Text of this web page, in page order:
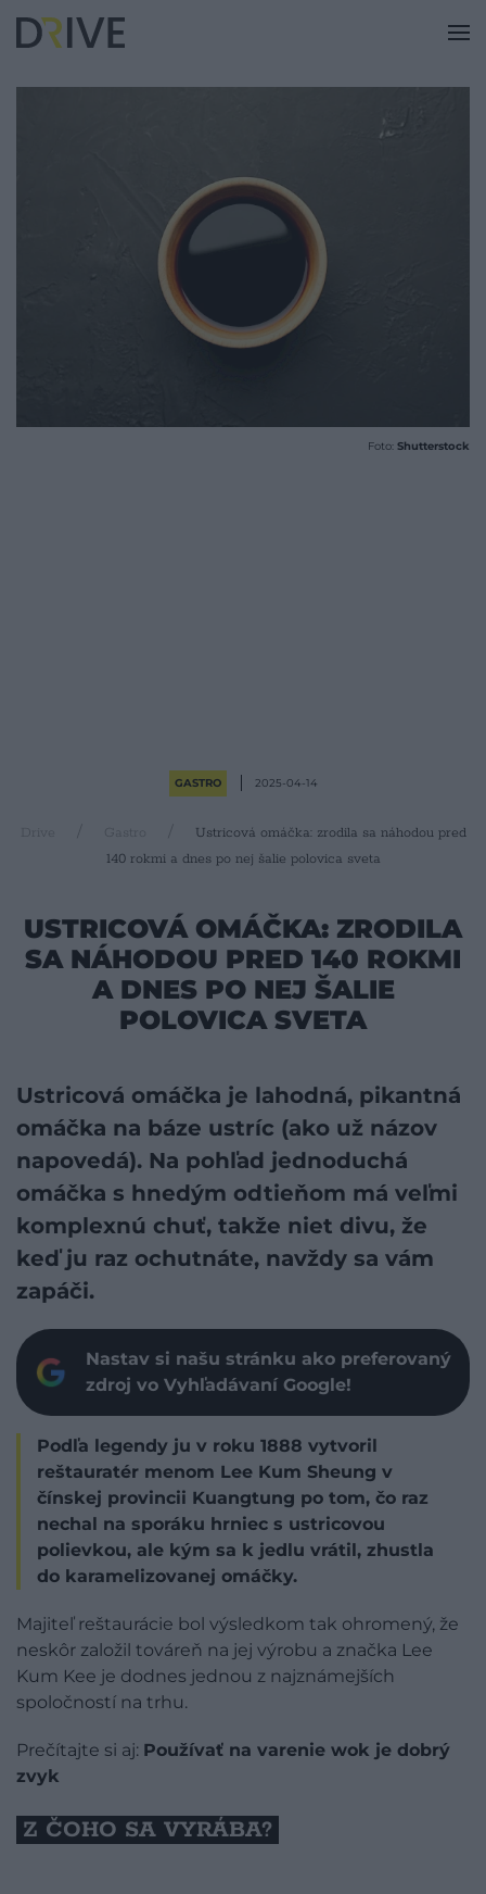
Foto: Shutterstock
GASTRO 2025-04-14
Drive Gastro
Ustricová omáčka: zrodila sa náhodou pred
140 rokmi a dnes po nej šalie polovica sveta
USTRICOVÁ OMÁČKA: ZRODILA
SA NÁHODOU PRED 140 ROKMI
A DNES PO NEJ ŠALIE
POLOVICA SVETA
Ustricová omáčka je lahodná, pikantná
omáčka na báze ustríc (ako už názov
napovedá). Na pohľad jednoduchá
omáčka s hnedým odtieňom má veľmi
komplexnú chuť, takže niet divu, že
keď ju raz ochutnáte, navždy sa vám
zapáči.
Nastav si našu stránku ako preferovaný
zdroj vo Vyhľadávaní Google!
Podľa legendy ju v roku 1888 vytvoril
reštauratér menom Lee Kum Sheung v
čínskej provincii Kuangtung po tom, čo raz
nechal na sporáku hrniec s ustricovou
polievkou, ale kým sa k jedlu vrátil, zhustla
do karamelizovanej omáčky.
Majiteľ reštaurácie bol výsledkom tak ohromený, že
neskôr založil továreň na jej výrobu a značka Lee
Kum Kee je dodnes jednou z najznámejších
spoločností na trhu.
Prečítajte si aj: Používať na varenie wok je dobrý
zvyk
Z ČOHO SA VYRÁBA?